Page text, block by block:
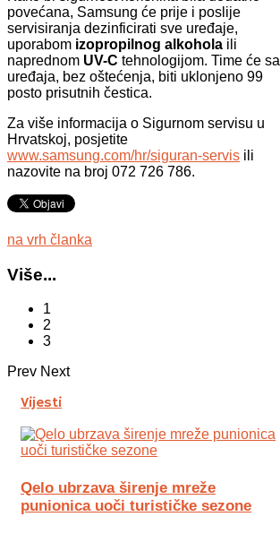
povećana, Samsung će prije i poslije
servisiranja dezinficirati sve uređaje,
uporabom izopropilnog alkohola ili
naprednom UV-C tehnologijom. Time će sa
uređaja, bez oštećenja, biti uklonjeno 99
posto prisutnih čestica.
Za više informacija o Sigurnom servisu u
Hrvatskoj, posjetite
www.samsung.com/hr/siguran-servis ili
nazovite na broj 072 726 786.
na vrh članka
Više...
1
2
3
Prev Next
Vijesti
Qelo ubrzava širenje mreže
punionica uoči turističke sezone